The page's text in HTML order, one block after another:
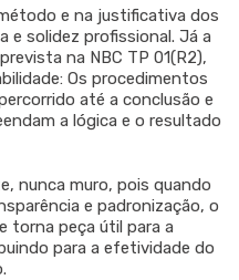
e na justificativa dos
e solidez profissional. Já a
na NBC TP 01(R2),
Os procedimentos
até a conclusão e
a lógica e o resultado
nunca muro, pois quando
e padronização, o
torna peça útil para a
para a efetividade do